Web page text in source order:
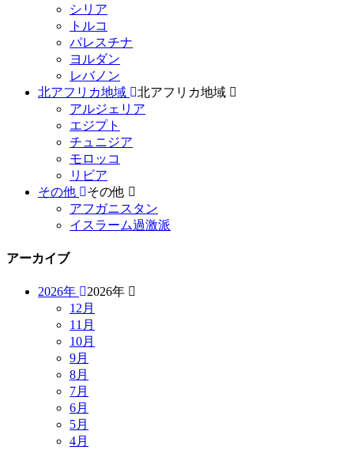
シリア
トルコ
パレスチナ
ヨルダン
レバノン
北アフリカ地域
北アフリカ地域
アルジェリア
エジプト
チュニジア
モロッコ
リビア
その他
その他
アフガニスタン
イスラーム過激派
アーカイブ
2026年
2026年
12月
11月
10月
9月
8月
7月
6月
5月
4月